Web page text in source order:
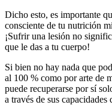
Dicho esto, es importante
consciente de tu nutrición
¡Sufrir una lesión no
que le das a tu cuerpo!
Si bien no hay nada que
al 100 % como por arte de
puede recuperarse por sí
a través de sus capacidades